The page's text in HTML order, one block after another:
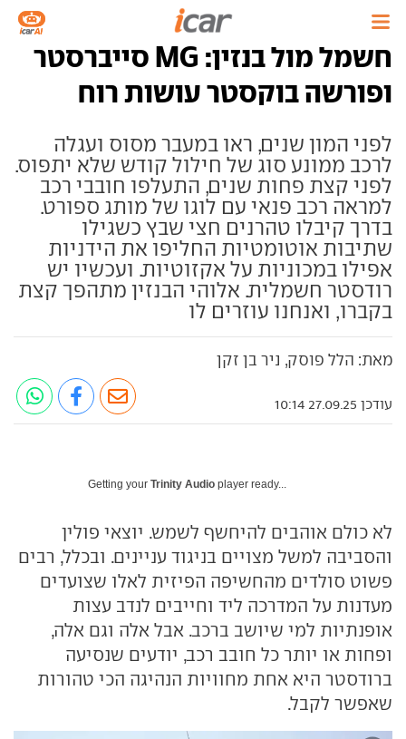
חשמל מול בנזין: MG סייברסטר
ופורשה בוקסטר עושות רוח
לפני המון שנים, ראו במעבר מסוס ועגלה
לרכב ממונע סוג של חילול קודש שלא יתפוס.
לפני קצת פחות שנים, התעלפו חובבי רכב
למראה רכב פנאי עם לוגו של מותג ספורט.
בדרך קיבלו טהרנים חצי שבץ כשגילו
שתיבות אוטומטיות החליפו את הידניות
אפילו במכוניות על אקזוטיות. ועכשיו יש
רודסטר חשמלית. אלוהי הבנזין מתהפך קצת
בקברו, ואנחנו עוזרים לו
מאת: הלל פוסק, ניר בן זקן
עודכן 27.09.25 10:14
Getting your Trinity Audio player ready...
לא כולם אוהבים להיחשף לשמש. יוצאי פולין
והסביבה למשל מצויים בניגוד עניינים. ובכלל, רבים
פשוט סולדים מהחשיפה הפיזית לאלו שצועדים
מעדנות על המדרכה ליד וחייבים לנדב עצות
אופנתיות למי שיושב ברכב. אבל אלה וגם אלה,
ופחות או יותר כל חובב רכב, יודעים שנסיעה
ברודסטר היא אחת מחוויות הנהיגה הכי טהורות
שאפשר לקבל.